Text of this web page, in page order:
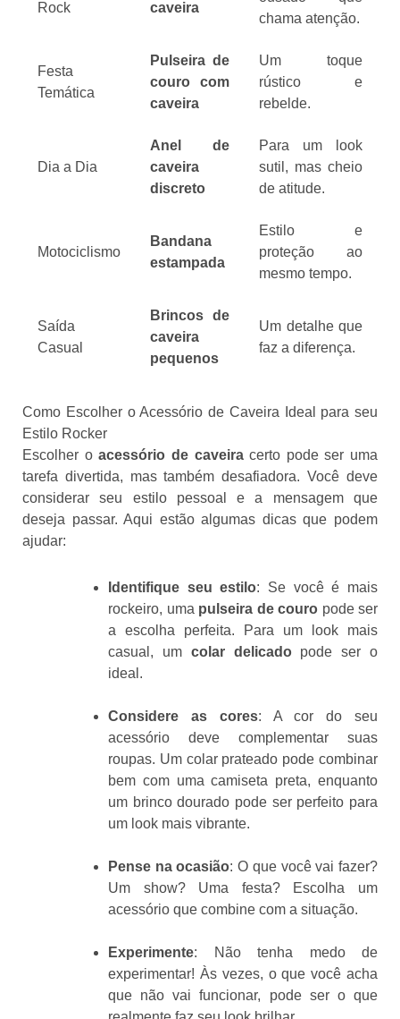
Rock
caveira
chama atenção.
Festa
Temática
Pulseira de
couro com
caveira
Um toque
rústico e
rebelde.
Dia a Dia
Anel de
caveira
discreto
Para um look
sutil, mas cheio
de atitude.
Motociclismo
Bandana
estampada
Estilo e
proteção ao
mesmo tempo.
Saída
Casual
Brincos de
caveira
pequenos
Um detalhe que
faz a diferença.
Como Escolher o Acessório de Caveira Ideal para seu
Estilo Rocker
Escolher oacessório de caveiracerto pode ser uma
tarefa divertida, mas também desafiadora. Você deve
considerar seu estilo pessoal e a mensagem que
deseja passar. Aqui estão algumas dicas que podem
ajudar:
Identifique seu estilo: Se você é mais
rockeiro, uma pulseira de couro pode ser
a escolha perfeita. Para um look mais
casual, um colar delicadopode ser o
ideal.
Considere as cores: A cor do seu
acessório deve complementar suas
roupas. Um colar prateado pode combinar
bem com uma camiseta preta, enquanto
um brinco dourado pode ser perfeito para
um look mais vibrante.
Pense na ocasião: O que você vai fazer?
Um show? Uma festa? Escolha um
acessório que combine com a situação.
Experimente: Não tenha medo de
experimentar! Às vezes, o que você acha
que não vai funcionar, pode ser o que